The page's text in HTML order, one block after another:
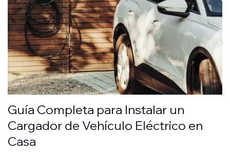
Guía Completa para Instalar un
Cargador de Vehículo Eléctrico en
Casa